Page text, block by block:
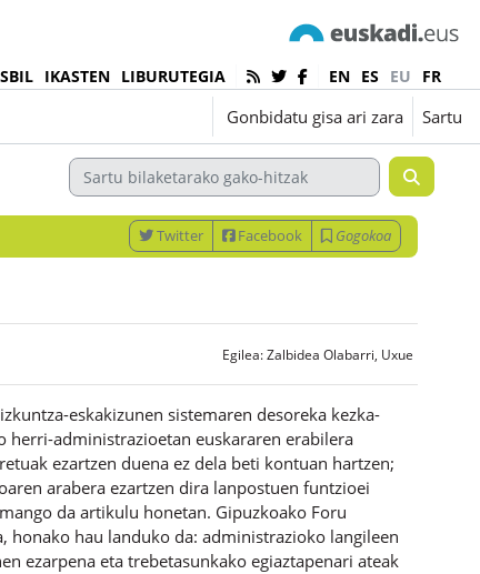
IKASTEN LIBURUTEGIA EN ES EU
FR
Gonbidatu gisa ari zara Sartu
Twitter Facebook Gogokoa
Egilea:Zalbidea Olabarri, Uxue
eskakizunen sistemaren desoreka kezka-
herri-administrazioetan euskararen erabilera
ezartzen duena ez dela beti kontuan hartzen;
arabera ezartzen dira lanpostuen funtzioei
da artikulu honetan. Gipuzkoako Foru
hau landuko da: administrazioko langileen
ezarpena eta trebetasunkako egiaztapenari ateak